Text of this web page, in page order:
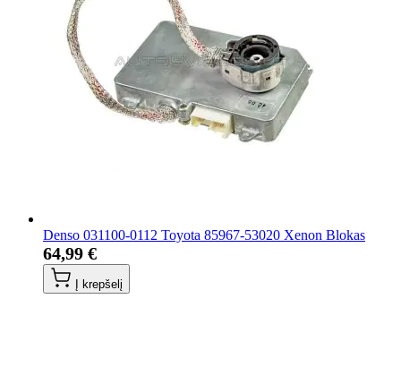
Denso 031100-0112 Toyota 85967-53020 Xenon Blokas
64,99 €
Į krepšelį